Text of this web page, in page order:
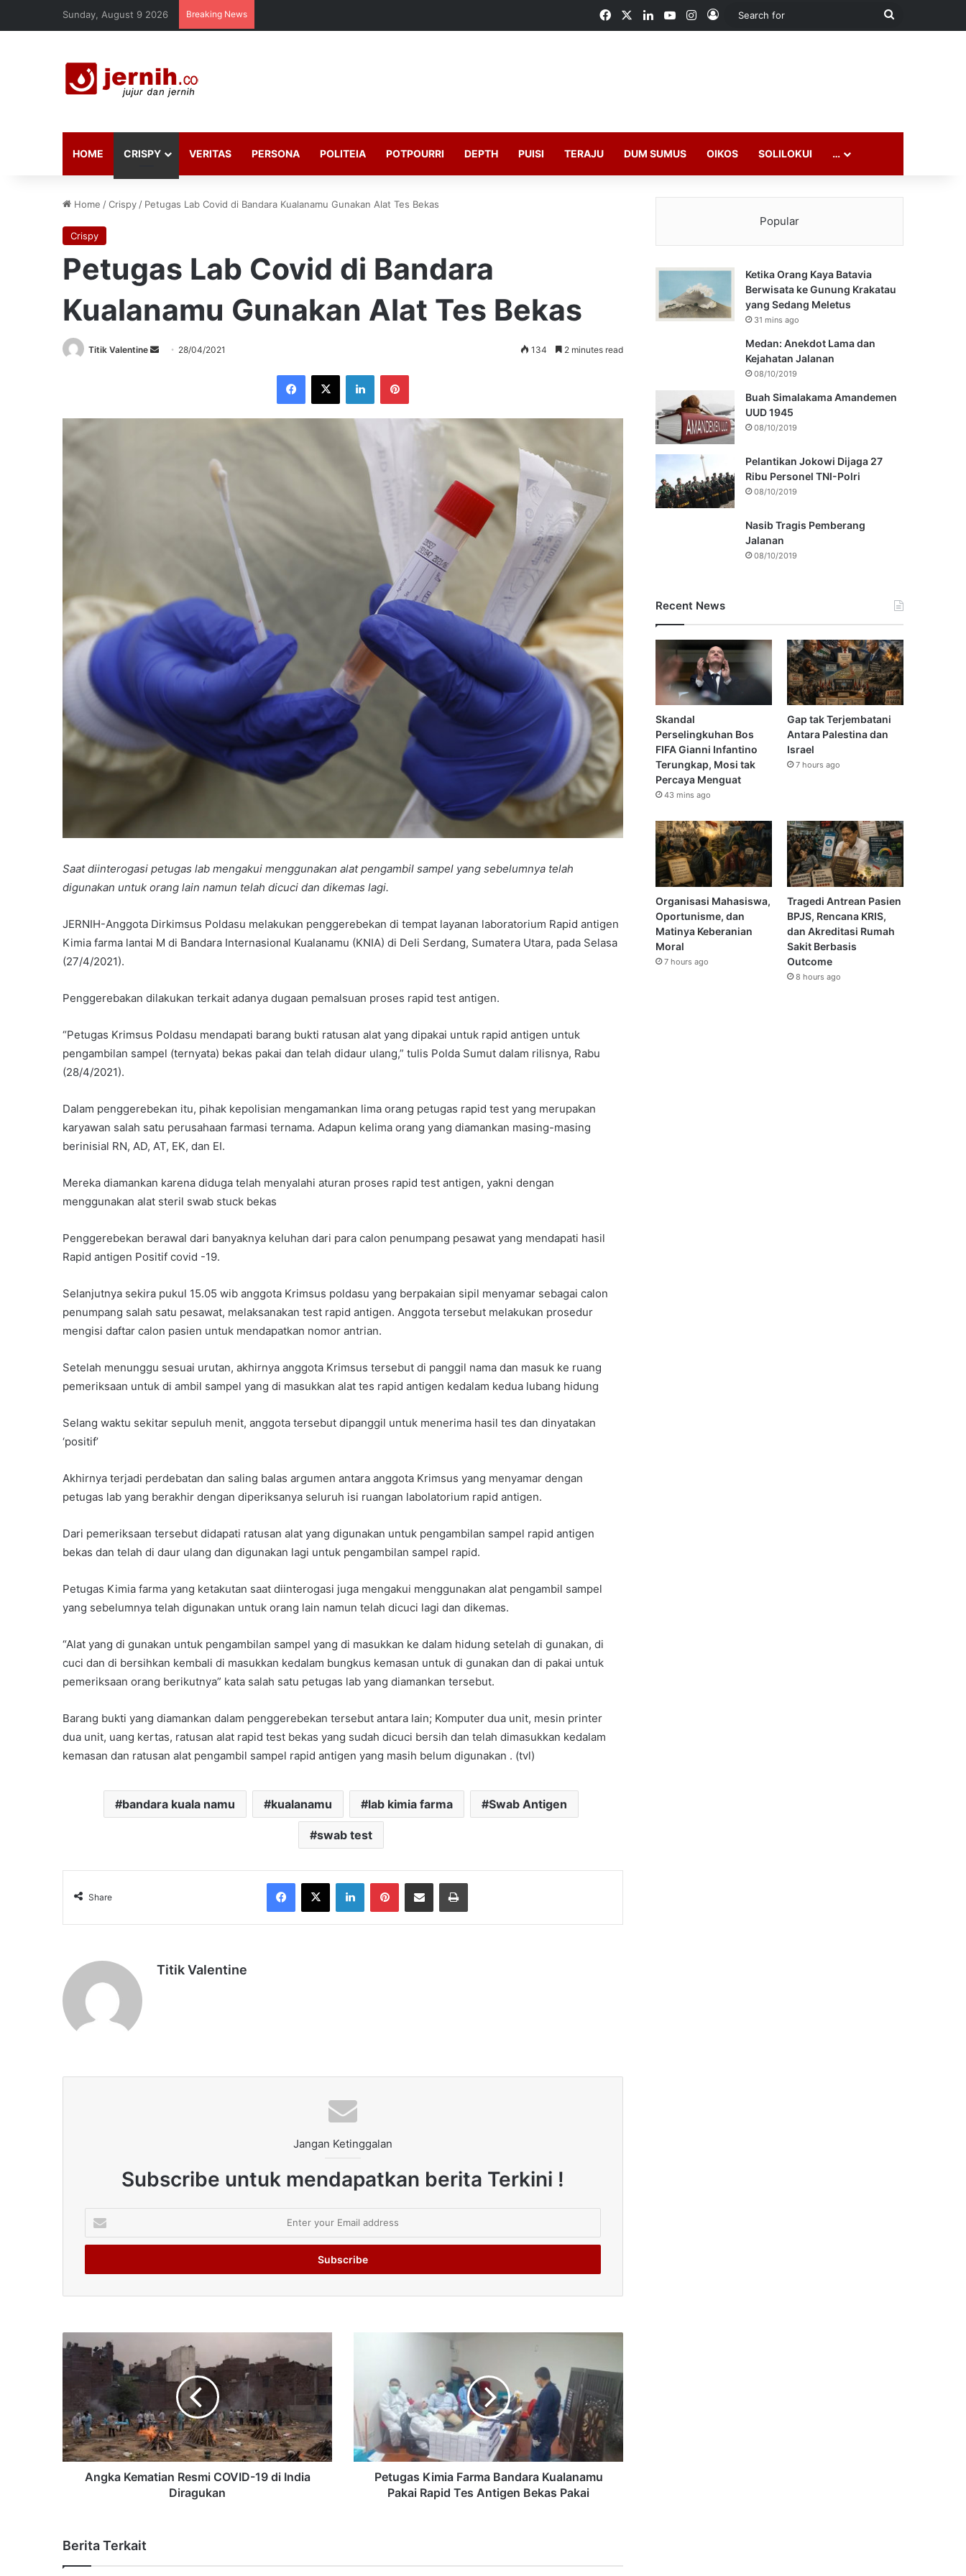
Sunday, August 9 2026 Breaking News FacebookLinkedInYouTubeInstagram
Log In
Search
HOME CRISPY VERITAS PERSONA POLITEIA POTPOURRI DEPTH PUISI TERAJU DUM SUMUS OIKOS SOLILOKUI …
Home /Crispy / Petugas Lab Covid di Bandara Kualanamu Gunakan Alat Tes Bekas
Crispy
Petugas Lab Covid di Bandara
Kualanamu Gunakan Alat Tes Bekas
Titik Valentine
Send 28/04/2021 134 2 minutes read
Facebook
X LinkedInPinterest
Saat diinterogasi petugas lab mengakui menggunakan alat pengambil sampel yang sebelumnya telah
digunakan untuk orang lain namun telah dicuci dan dikemas lagi.
JERNIH-Anggota Dirkimsus Poldasu melakukan penggerebekan di tempat layanan laboratorium Rapid antigen
Kimia farma lantai M di Bandara Internasional Kualanamu (KNIA) di Deli Serdang, Sumatera Utara, pada Selasa
(27/4/2021).
Penggerebakan dilakukan terkait adanya dugaan pemalsuan proses rapid test antigen.
“Petugas Krimsus Poldasu mendapati barang bukti ratusan alat yang dipakai untuk rapid antigen untuk
pengambilan sampel (ternyata) bekas pakai dan telah didaur ulang,” tulis Polda Sumut dalam rilisnya, Rabu
(28/4/2021).
Dalam penggerebekan itu, pihak kepolisian mengamankan lima orang petugas rapid test yang merupakan
karyawan salah satu perusahaan farmasi ternama. Adapun kelima orang yang diamankan masing-masing
berinisial RN, AD, AT, EK, dan EI.
Mereka diamankan karena diduga telah menyalahi aturan proses rapid test antigen, yakni dengan
menggunakan alat steril swab stuck bekas
Penggerebekan berawal dari banyaknya keluhan dari para calon penumpang pesawat yang mendapati hasil
Rapid antigen Positif covid -19.
Selanjutnya sekira pukul 15.05 wib anggota Krimsus poldasu yang berpakaian sipil menyamar sebagai calon
penumpang salah satu pesawat, melaksanakan test rapid antigen. Anggota tersebut melakukan prosedur
mengisi daftar calon pasien untuk mendapatkan nomor antrian.
Setelah menunggu sesuai urutan, akhirnya anggota Krimsus tersebut di panggil nama dan masuk ke ruang
pemeriksaan untuk di ambil sampel yang di masukkan alat tes rapid antigen kedalam kedua lubang hidung
Selang waktu sekitar sepuluh menit, anggota tersebut dipanggil untuk menerima hasil tes dan dinyatakan
‘positif’
Akhirnya terjadi perdebatan dan saling balas argumen antara anggota Krimsus yang menyamar dengan
petugas lab yang berakhir dengan diperiksanya seluruh isi ruangan labolatorium rapid antigen.
Dari pemeriksaan tersebut didapati ratusan alat yang digunakan untuk pengambilan sampel rapid antigen
bekas dan telah di daur ulang dan digunakan lagi untuk pengambilan sampel rapid.
Petugas Kimia farma yang ketakutan saat diinterogasi juga mengakui menggunakan alat pengambil sampel
yang sebelumnya telah digunakan untuk orang lain namun telah dicuci lagi dan dikemas.
“Alat yang di gunakan untuk pengambilan sampel yang di masukkan ke dalam hidung setelah di gunakan, di
cuci dan di bersihkan kembali di masukkan kedalam bungkus kemasan untuk di gunakan dan di pakai untuk
pemeriksaan orang berikutnya” kata salah satu petugas lab yang diamankan tersebut.
Barang bukti yang diamankan dalam penggerebekan tersebut antara lain; Komputer dua unit, mesin printer
dua unit, uang kertas, ratusan alat rapid test bekas yang sudah dicuci bersih dan telah dimasukkan kedalam
kemasan dan ratusan alat pengambil sampel rapid antigen yang masih belum digunakan . (tvl)
bandara kuala namu kualanamu lab kimia farma Swab Antigen
swab test
Share
Facebook
X LinkedInPinterestShare via Email Print
Titik Valentine
Jangan Ketinggalan
Subscribe untuk mendapatkan berita Terkini !
your
Email
Angka Kematian Resmi COVID-19 di India
Diragukan
Petugas Kimia Farma Bandara Kualanamu
Pakai Rapid Tes Antigen Bekas Pakai
Berita Terkait
Popular
Ketika Orang Kaya Batavia
Berwisata ke Gunung Krakatau
yang Sedang Meletus
31 mins ago
Medan: Anekdot Lama dan
Kejahatan Jalanan
08/10/2019
Buah Simalakama Amandemen
UUD 1945
08/10/2019
Pelantikan Jokowi Dijaga 27
Ribu Personel TNI-Polri
08/10/2019
Nasib Tragis Pemberang
Jalanan
08/10/2019
Recent News
Skandal
Perselingkuhan Bos
FIFA Gianni Infantino
Terungkap, Mosi tak
Percaya Menguat
43 mins ago
Gap tak Terjembatani
Antara Palestina dan
Israel
7 hours ago
Organisasi Mahasiswa,
Oportunisme, dan
Matinya Keberanian
Moral
7 hours ago
Tragedi Antrean Pasien
BPJS, Rencana KRIS,
dan Akreditasi Rumah
Sakit Berbasis
Outcome
8 hours ago